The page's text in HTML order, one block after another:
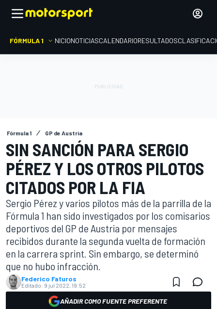
FÓRMULA 1 INICIONOTICIASCALENDARIORESULTADOS
Fórmula 1 GP de Austria
SIN SANCIÓN PARA SERGIO
PÉREZ Y LOS OTROS PILOTOS
CITADOS POR LA FIA
Sergio Pérez y varios pilotos más de la parrilla de la
Fórmula 1 han sido investigados por los comisarios
deportivos del GP de Austria por mensajes
recibidos durante la segunda vuelta de formación
en la carrera sprint. Sin embargo, se determinó
que no hubo infracción.
Federico Faturos
Editado: 9 jul 2022, 19:52
AÑADIR COMO FUENTE PREFERENTE